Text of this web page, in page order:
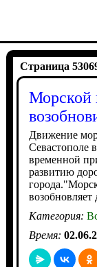
Страница
Морской
Движение
Севастополе
временной
развитию
Категория:
Время: